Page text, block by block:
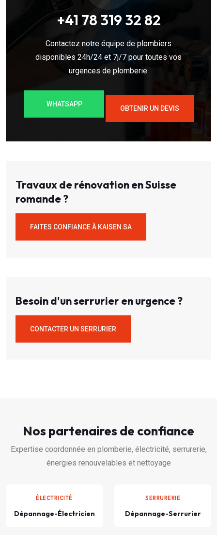
+41 78 319 32 82
Contactez notre équipe de plombiers
disponibles 24h/24 et 7j/7 pour toutes vos
urgences de plomberie.
WHATSAPP
OBTENIR UN DEVIS
Travaux de rénovation en Suisse
romande ?
FAITES CONFIANCE À KAISEN SA
Besoin d'un serrurier en urgence ?
CONTACTER UN SERRURIER
Nos partenaires de confiance
Expertise coordonnée en plomberie, électricité, serrurerie,
énergies renouvelables et nettoyage
ÉLECTRICITÉ
Dépannage-Électricien
SERRURERIE
Dépannage-Serrurier